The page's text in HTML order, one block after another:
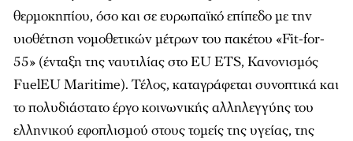
θερμοκηπίου, όσο και σε ευρωπαϊκό επίπεδο με την
υιοθέτηση νομοθετικών μέτρων του πακέτου «Fit-for-
55» (ένταξη της ναυτιλίας στο EU ETS, Κανονισμός
FuelEU Maritime). Τέλος, καταγράφεται συνοπτικά και
το πολυδιάστατο έργο κοινωνικής αλληλεγγύης του
ελληνικού εφοπλισμού στους τομείς της υγείας, της